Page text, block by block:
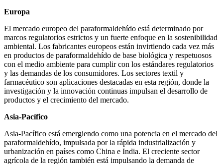
Europa
El mercado europeo del paraformaldehído está determinado por
marcos regulatorios estrictos y un fuerte enfoque en la sostenibilidad
ambiental. Los fabricantes europeos están invirtiendo cada vez más
en productos de paraformaldehído de base biológica y respetuosos
con el medio ambiente para cumplir con los estándares regulatorios
y las demandas de los consumidores. Los sectores textil y
farmacéutico son aplicaciones destacadas en esta región, donde la
investigación y la innovación continuas impulsan el desarrollo de
productos y el crecimiento del mercado.
Asia-Pacífico
Asia-Pacífico está emergiendo como una potencia en el mercado del
paraformaldehído, impulsada por la rápida industrialización y
urbanización en países como China e India. El creciente sector
agrícola de la región también está impulsando la demanda de